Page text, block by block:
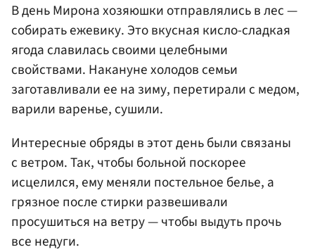
В день Мирона хозяюшки отправлялись в лес —
собирать ежевику. Это вкусная кисло-сладкая
ягода славилась своими целебными
свойствами. Накануне холодов семьи
заготавливали ее на зиму, перетирали с медом,
варили варенье, сушили.
Интересные обряды в этот день были связаны
с ветром. Так, чтобы больной поскорее
исцелился, ему меняли постельное белье, а
грязное после стирки развешивали
просушиться на ветру — чтобы выдуть прочь
все недуги.